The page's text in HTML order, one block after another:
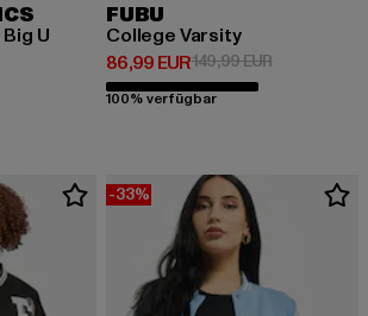
U
EUR 119,99 EUR
FUBU
College Varsity
86,99 EUR
Derzeitiger Preis: 86,99 EUR
149,99 EURAktionspreis:
100% verfügbar
-33%